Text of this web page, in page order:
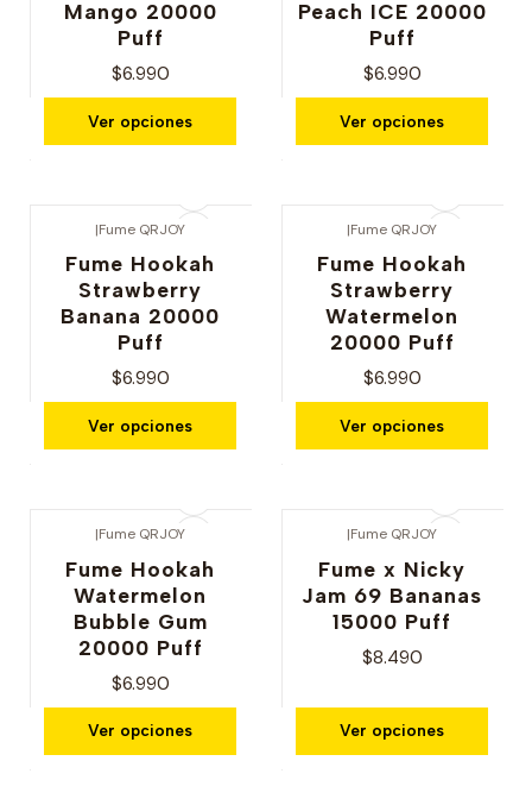
Mango 20000
Puff
$6.990
Ver opciones
Peach ICE 20000
Puff
$6.990
Ver opciones
|Fume QRJOY
Fume Hookah
Strawberry
Banana 20000
Puff
$6.990
Ver opciones
|Fume QRJOY
Fume Hookah
Strawberry
Watermelon
20000 Puff
$6.990
Ver opciones
|Fume QRJOY
Fume Hookah
Watermelon
Bubble Gum
20000 Puff
$6.990
Ver opciones
|Fume QRJOY
Fume x Nicky
Jam 69 Bananas
15000 Puff
$8.490
Ver opciones